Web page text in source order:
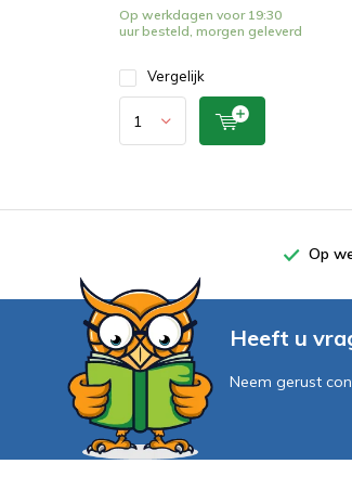
Op werkdagen voor 19:30
uur besteld, morgen geleverd
Vergelijk
Op
Heeft u
Neem gerust